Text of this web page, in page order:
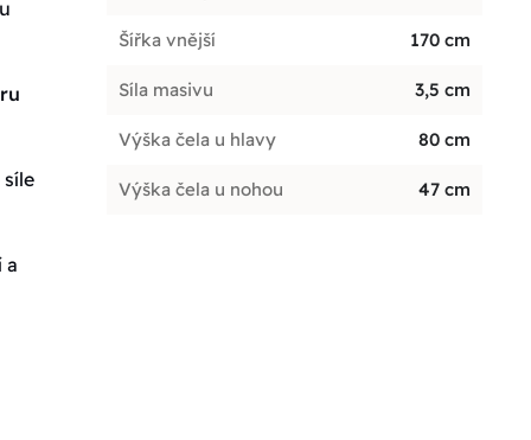
a
Šířka vnější 170 cm
Síla masivu 3,5 cm
Výška čela u hlavy 80 cm
Výška čela u nohou 47 cm